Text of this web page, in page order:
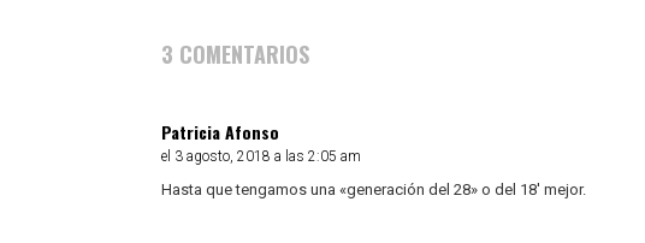
3 COMENTARIOS
Patricia Afonso
el 3 agosto, 2018 a las 2:05 am
Hasta que tengamos una «generación del 28» o del 18′ mejor.